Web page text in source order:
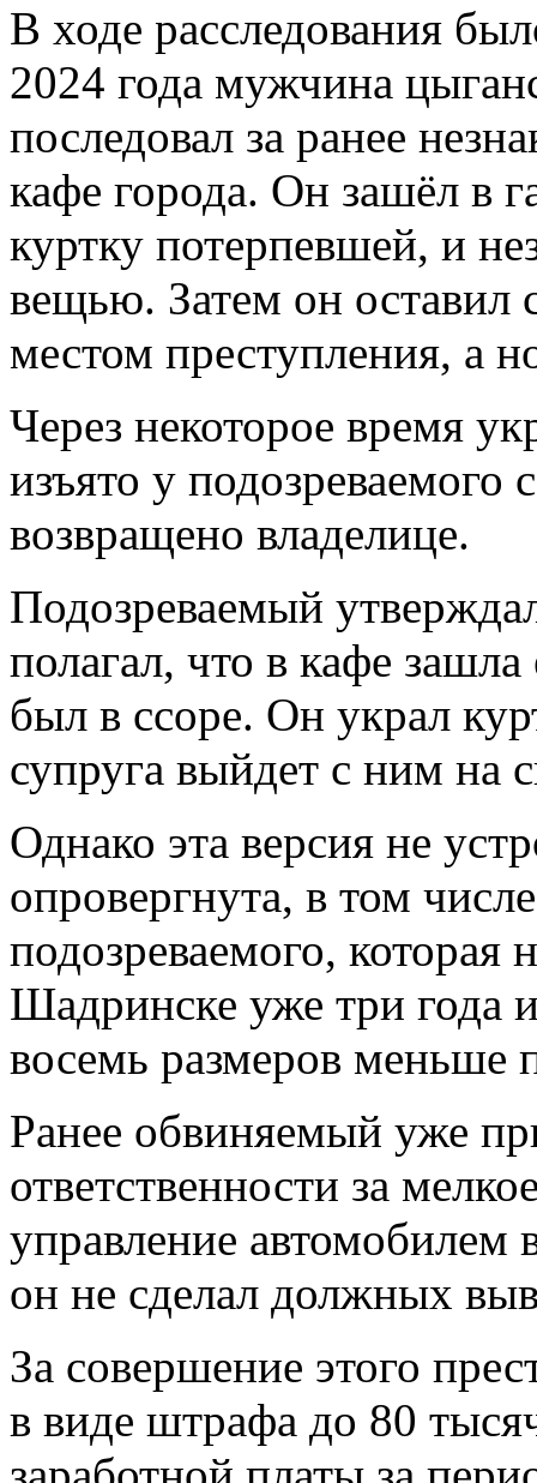
В ходе расследования
2024 года мужчина
последовал за ранее
кафе города. Он зашёл в
куртку потерпевшей, и
вещью. Затем он оставил
местом преступления, а
Через некоторое время
изъято у
возвращено владелице.
Подозреваемый
полагал, что в кафе
был в ссоре. Он украл
супруга выйдет с ним на
Однако эта версия не
опровергнута, в том
подозреваемого, которая
Шадринске уже три года
восемь размеров меньше
Ранее обвиняемый уже
ответственности за
управление автомобилем
он не сделал должных
За совершение этого
в виде штрафа до 80